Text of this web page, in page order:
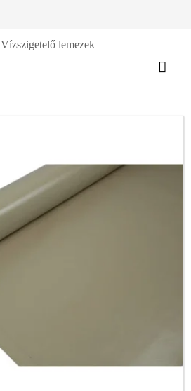
Vízszigetelő lemezek